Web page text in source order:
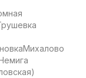
Михалово